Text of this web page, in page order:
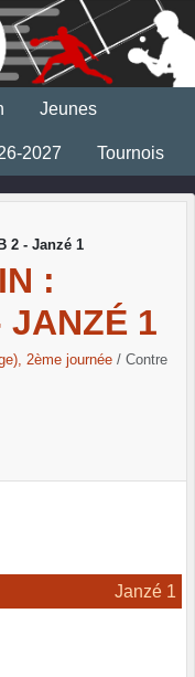
Jeunes
2027 Tournois
2 - Janzé 1
:
JANZÉ 1
2ème journée / Contre
Janzé 1